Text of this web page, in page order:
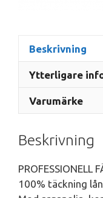
Beskrivning
Ytterligare
Varumärke
Beskrivning
PROFESSIONELL
100% täckning